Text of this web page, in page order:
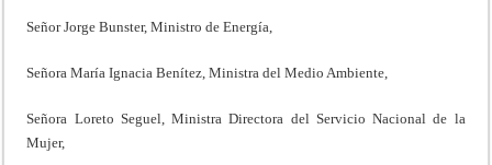
Señor Jorge Bunster, Ministro de Energía,
Señora María Ignacia Benítez, Ministra del Medio Ambiente,
Señora Loreto Seguel, Ministra Directora del Servicio Nacional de la
Mujer,